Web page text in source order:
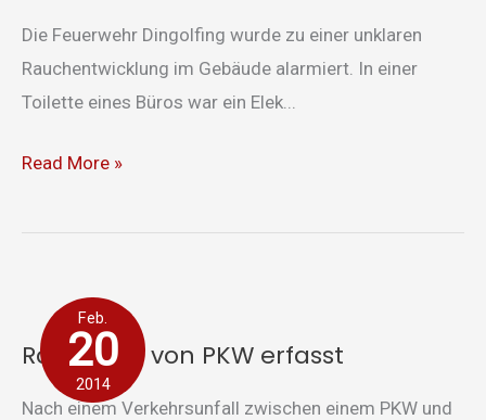
Die Feuerwehr Dingolfing wurde zu einer unklaren
Rauchentwicklung im Gebäude alarmiert. In einer
Toilette eines Büros war ein Elek...
Read More »
Feb.
20
2014
Radfahrer von PKW erfasst
Nach einem Verkehrsunfall zwischen einem PKW und
Radfahrer
von
PKW
erfasst